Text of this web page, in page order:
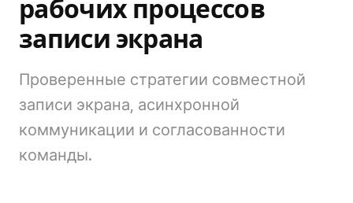
рабочих процессов
записи экрана
Проверенные стратегии совместной
записи экрана, асинхронной
коммуникации и согласованности
команды.